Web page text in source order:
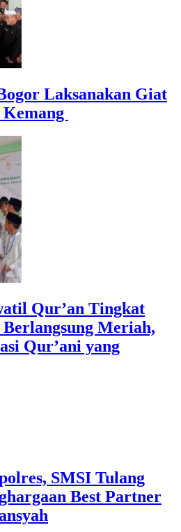
Laksanakan Giat
Qur’an Tingkat
Meriah,
Qur’ani yang
SMSI Tulang
Best Partner